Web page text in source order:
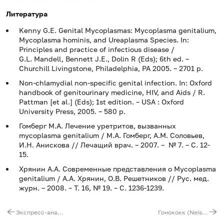
Литература
Kenny G.E. Genital Mycoplasmas: Mycoplasma genitalium,
Mycoplasma hominis, and Ureaplasma Species. In:
Principles and practice of infectious disease /
G.L. Mandell, Bennett J.E., Dolin R (Eds); 6th ed. –
Churchill Livingstone, Philadelphia, PA 2005. – 2701 p.
Non-chlamydial non-specific genital infection. In: Oxford
handbook of genitourinary medicine, HIV, and Aids / R.
Pattman [et al.] (Eds); 1st edition. – USA : Oxford
University Press, 2005. – 580 p.
Гомберг М.А. Лечение уретритов, вызванных
mycoplasma genitalium / М.А. Гомберг, А.М. Соловьев,
И.Н. Анискова // Лечащий врач. – 2007. – № 7. – С. 12-
15.
Хрянин А.А. Современные представления о Mycoplasma
genitalium / А.А. Хрянин, О.В. Решетников // Рус. мед.
журн. – 2008. – Т. 16, № 19. – С. 1236-1239.
Экспресс-анализ на коронавирус SARS-CoV-2 (COVID-19) + справка на английском языке Гонококк (Neisseria gonorrhoeae), ДНК [реал-тайм ПЦР], количественно